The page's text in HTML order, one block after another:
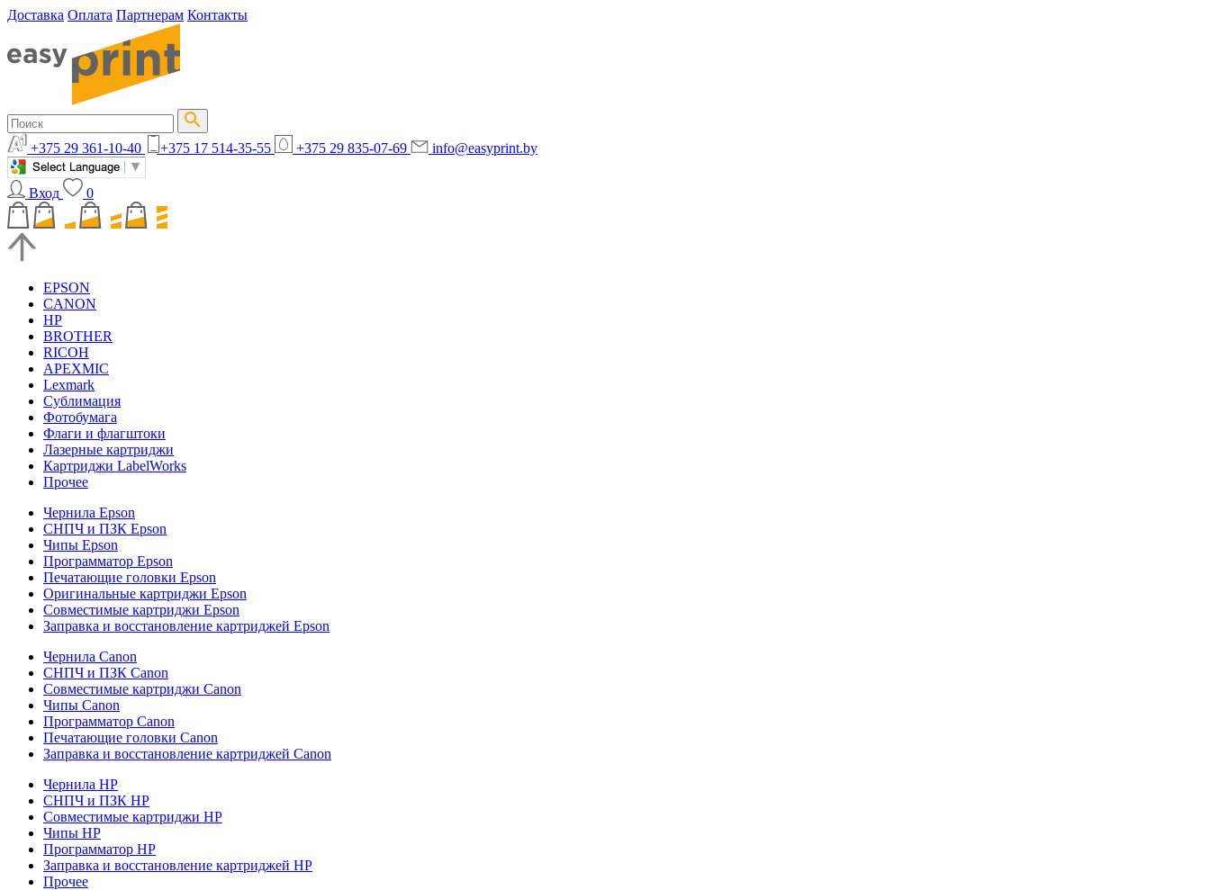
Доставка Оплата Партнерам Контакты
+375 29 361-10-40 +375 17 514-35-55 +375 29 835-07-69 info@easyprint.by
Вход 0
EPSON
CANON
HP
BROTHER
RICOH
APEXMIC
Lexmark
Сублимация
Фотобумага
Флаги и флагштоки
Лазерные картриджи
Картриджи LabelWorks
Прочее
Чернила Epson
СНПЧ и ПЗК Epson
Чипы Epson
Программатор Epson
Печатающие головки Epson
Оригинальные картриджи Epson
Совместимые картриджи Epson
Заправка и восстановление картриджей Epson
Чернила Canon
СНПЧ и ПЗК Canon
Совместимые картриджи Canon
Чипы Canon
Программатор Canon
Печатающие головки Canon
Заправка и восстановление картриджей Canon
Чернила HP
СНПЧ и ПЗК HP
Совместимые картриджи HP
Чипы HP
Программатор HP
Заправка и восстановление картриджей HP
Прочее